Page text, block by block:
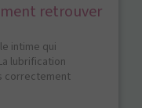
retrouver
intime qui
lubrification
correctement